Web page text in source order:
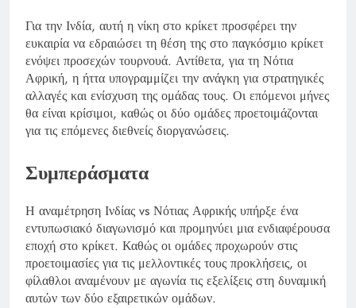
Για την Ινδία, αυτή η νίκη στο κρίκετ προσφέρει την
ευκαιρία να εδραιώσει τη θέση της στο παγκόσμιο κρίκετ
ενόψει προσεχών τουρνουά. Αντίθετα, για τη Νότια
Αφρική, η ήττα υπογραμμίζει την ανάγκη για στρατηγικές
αλλαγές και ενίσχυση της ομάδας τους. Οι επόμενοι μήνες
θα είναι κρίσιμοι, καθώς οι δύο ομάδες προετοιμάζονται
για τις επόμενες διεθνείς διοργανώσεις.
Συμπεράσματα
Η αναμέτρηση Ινδίας vs Νότιας Αφρικής υπήρξε ένα
εντυπωσιακό διαγωνισμό και προμηνύει μια ενδιαφέρουσα
εποχή στο κρίκετ. Καθώς οι ομάδες προχωρούν στις
προετοιμασίες για τις μελλοντικές τους προκλήσεις, οι
φίλαθλοι αναμένουν με αγωνία τις εξελίξεις στη δυναμική
αυτών των δύο εξαιρετικών ομάδων.